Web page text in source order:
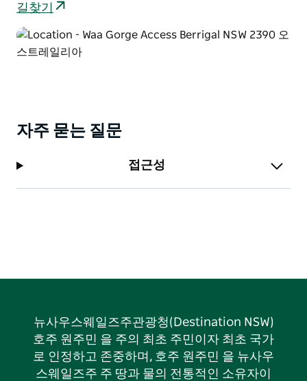
길찾기
자주 묻는 질문
접근성
뉴사우스웨일즈주관광청(Destination NSW)
호주 원주민 을 주의 최초 주민이자 최초 국가
로 인정하고 존중하며, 호주 원주민 을 뉴사우
스웨일즈주 주 땅과 물의 전통적인 소유자이